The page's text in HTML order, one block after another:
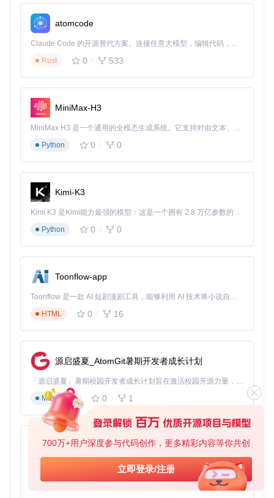
700万+用户深度参与代码创作，更多精彩内容等你共创
立即登录/注册
1. 获取项目代码
首先克隆项目仓库并安装必要依赖：
cursor-free-vip
运行以下命令验证核心功能是否正常工作：
python main.py
项：
3. 基础配置与个性化设置
多语言支持设置
自动更新策略配置
默认账号管理偏好
请求频率优化参数
配置文件位于项目根目录的config.py，可根据注释进行自定
义调整。
深度应用：核心功能模块详解
账号管理系统：多账号智能切换
cursor-free-vip提供了全面的账号管理功能，支持多种注册方
式和账号切换策略：
atomcode
Claude Code 的开源替代方案。连接任意大模型，编辑代码，运行命令，自动验证 — 全自动执行。用 Rust 构建，极致性能。 ｜ An open-source alternative to Claude Code. Connect any LLM, edit code, run commands, and verify changes — autonomously. Built in Rust for speed. Get Started
Rust
0 533
MiniMax-H3
MiniMax H3 是一个通用的全模态生成系统。它支持对由文本、图像、视频和音频组成的多模态上下文进行统一理解，并能生成分辨率高达 2K、时长可达 15 秒的带原生立体声音频的视频。得益于面向任务泛化的系统设计，H3 在预训练阶段就已具备广泛的多模态上下文理解与生成能力，能够出色地执行复杂的多模态指令。
Python
0 0
Kimi-K3
Kimi K3 是Kimi能力最强的模型：这是一个拥有 2.8 万亿参数的混合专家（MoE）模型，具备原生视觉理解能力，并支持 100 万 token 的上下文窗口。
Python
0 0
Toonflow-app
Toonflow 是一款 AI 短剧漫剧工具，能够利用 AI 技术将小说自动转化为剧本，并结合 AI 生成的图片和视频，实现高效的短剧创作。借助 Toonflow，可以轻松完成从文字到影像的全流程，让短剧制作变得更加智能与便捷。
HTML
0 16
源启盛夏_AtomGit暑期开发者成长计划
「源启盛夏」暑期校园开发者成长计划旨在激活校园开源力量，通过积分激励、认证扶持、资源倾斜等形式，引导高校组织和开发者完成「入驻 — 建项目 — 做贡献 — 获认证 — 得资源」的完整闭环。无论你是想带领社团入驻平台的组织者，还是希望用代码贡献证明自己的开发者，都能在这里找到属于你的成长路径。
Markdown
0 1
AionUi
免费、本地、开源的 24/7 全天候 Cowork 应用，以及适用于 Gemini CLI、Claude Code、Codex、OpenCode、Qwen Code、Goose CLI、Auggie 等的 OpenClaw | 🌟 喜欢就点star吧
TypeScript
0 6